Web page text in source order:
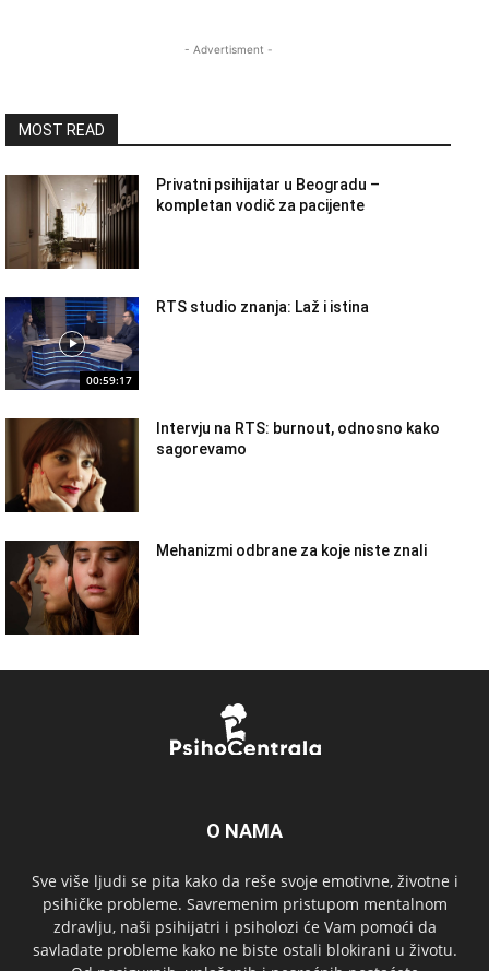
- Advertisment -
MOST READ
Privatni psihijatar u Beogradu –
kompletan vodič za pacijente
00:59:17
RTS studio znanja: Laž i istina
Intervju na RTS: burnout, odnosno kako
sagorevamo
Mehanizmi odbrane za koje niste znali
O NAMA
Sve više ljudi se pita kako da reše svoje emotivne, životne i
psihičke probleme. Savremenim pristupom mentalnom
zdravlju, naši psihijatri i psiholozi će Vam pomoći da
savladate probleme kako ne biste ostali blokirani u životu.